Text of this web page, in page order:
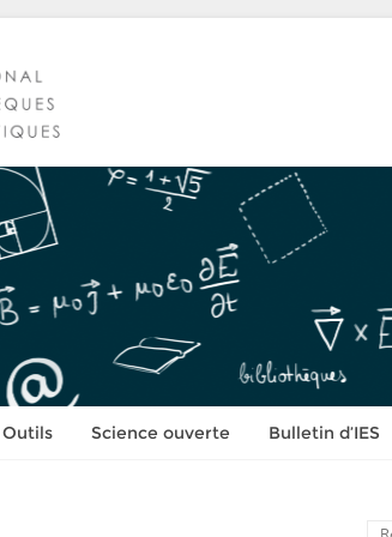
Outils Science ouverte Bulletin d’IES